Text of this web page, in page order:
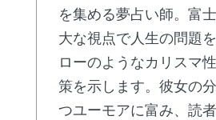
を集める夢占い師。富
大な視点で人生の問題
ローのようなカリスマ
策を示します。彼女の
つユーモアに富み、読